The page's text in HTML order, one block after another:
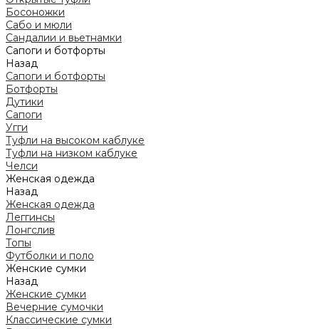
Босоножки
Сабо и мюли
Сандалии и вьетнамки
Сапоги и ботфорты
Назад
Сапоги и ботфорты
Ботфорты
Дутики
Сапоги
Угги
Туфли на высоком каблуке
Туфли на низком каблуке
Челси
Женская одежда
Назад
Женская одежда
Леггинсы
Лонгслив
Топы
Футболки и поло
Женские сумки
Назад
Женские сумки
Вечерние сумочки
Классические сумки